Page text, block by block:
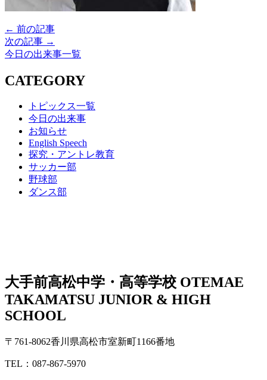
← 前の記事
次の記事 →
今日の出来事一覧
CATEGORY
トピックス一覧
今日の出来事
お知らせ
English Speech
探究・アントレ教育
サッカー部
野球部
ダンス部
大手前高松中学・高等学校 OTEMAE
TAKAMATSU JUNIOR & HIGH
SCHOOL
〒761-8062香川県高松市室新町1166番地
TEL：087-867-5970